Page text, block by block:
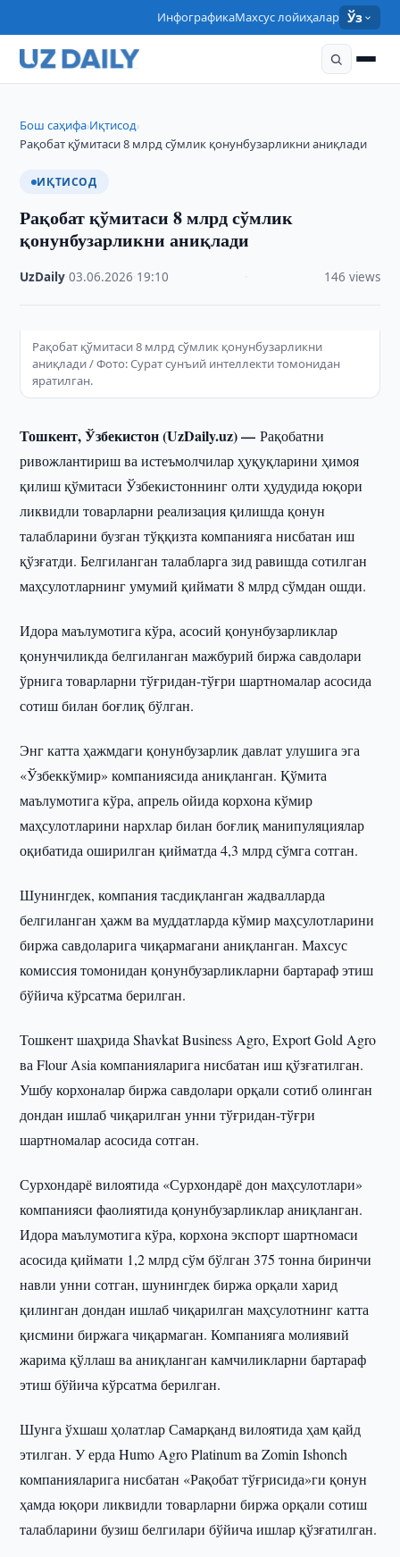
ИнфографикаМахсус лойиҳалар Ўз
Бош саҳифа›Иқтисод›
Рақобат қўмитаси 8 млрд сўмлик қонунбузарликни аниқлади
ИҚТИСОД
Рақобат қўмитаси 8 млрд сўмлик
қонунбузарликни аниқлади
UzDaily ·03.06.2026 19:10 146 views
Рақобат қўмитаси 8 млрд сўмлик қонунбузарликни
аниқлади / Фото: Сурат сунъий интеллекти томонидан
яратилган.
Тошкент, Ўзбекистон (UzDaily.uz) —Рақобатни
ривожлантириш ва истеъмолчилар ҳуқуқларини ҳимоя
қилиш қўмитаси Ўзбекистоннинг олти ҳудудида юқори
ликвидли товарларни реализация қилишда қонун
талабларини бузган тўққизта компанияга нисбатан иш
қўзғатди. Белгиланган талабларга зид равишда сотилган
маҳсулотларнинг умумий қиймати 8 млрд сўмдан ошди.
Идора маълумотига кўра, асосий қонунбузарликлар
қонунчиликда белгиланган мажбурий биржа савдолари
ўрнига товарларни тўғридан-тўғри шартномалар асосида
сотиш билан боғлиқ бўлган.
Энг катта ҳажмдаги қонунбузарлик давлат улушига эга
«Ўзбеккўмир» компаниясида аниқланган. Қўмита
маълумотига кўра, апрель ойида корхона кўмир
маҳсулотларини нархлар билан боғлиқ манипуляциялар
оқибатида оширилган қийматда 4,3 млрд сўмга сотган.
Шунингдек, компания тасдиқланган жадвалларда
белгиланган ҳажм ва муддатларда кўмир маҳсулотларини
биржа савдоларига чиқармагани аниқланган. Махсус
комиссия томонидан қонунбузарликларни бартараф этиш
бўйича кўрсатма берилган.
Тошкент шаҳрида Shavkat Business Agro, Export Gold Agro
ва Flour Asia компанияларига нисбатан иш қўзғатилган.
Ушбу корхоналар биржа савдолари орқали сотиб олинган
дондан ишлаб чиқарилган унни тўғридан-тўғри
шартномалар асосида сотган.
Сурхондарё вилоятида «Сурхондарё дон маҳсулотлари»
компанияси фаолиятида қонунбузарликлар аниқланган.
Идора маълумотига кўра, корхона экспорт шартномаси
асосида қиймати 1,2 млрд сўм бўлган 375 тонна биринчи
навли унни сотган, шунингдек биржа орқали харид
қилинган дондан ишлаб чиқарилган маҳсулотнинг катта
қисмини биржага чиқармаган. Компанияга молиявий
жарима қўллаш ва аниқланган камчиликларни бартараф
этиш бўйича кўрсатма берилган.
Шунга ўхшаш ҳолатлар Самарқанд вилоятида ҳам қайд
этилган. У ерда Humo Agro Platinum ва Zomin Ishonch
компанияларига нисбатан «Рақобат тўғрисида»ги қонун
ҳамда юқори ликвидли товарларни биржа орқали сотиш
талабларини бузиш белгилари бўйича ишлар қўзғатилган.